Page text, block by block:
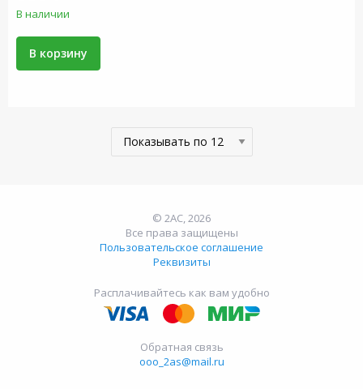
В наличии
В корзину
© 2АС, 2026
Все права защищены
Пользовательское соглашение
Реквизиты
Расплачивайтесь как вам удобно
Обратная связь
ooo_2as@mail.ru